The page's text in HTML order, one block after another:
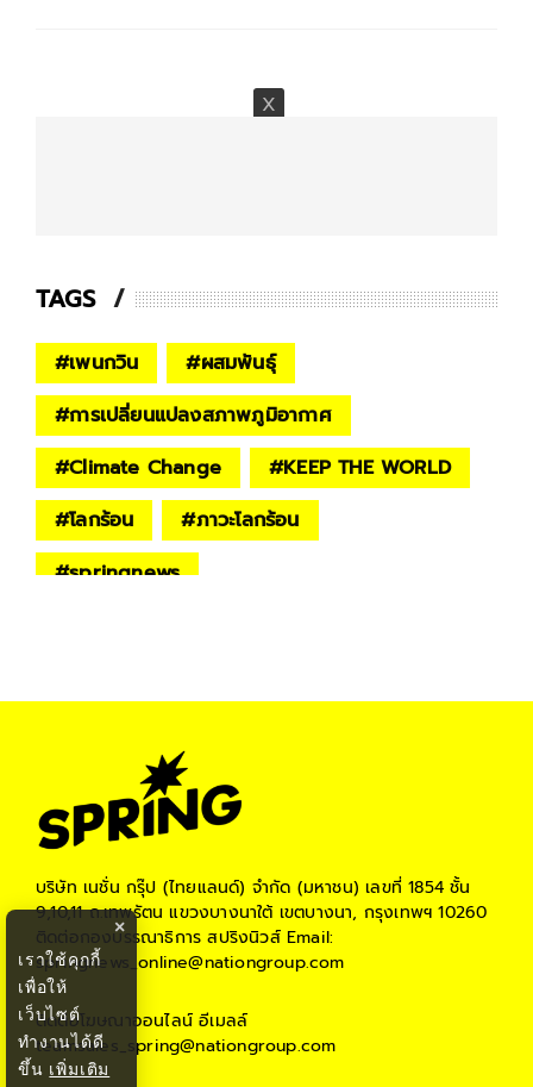
TAGS
#เพนกวิน #ผสมพันธุ์
#การเปลี่ยนแปลงสภาพภูมิอากาศ
#Climate Change #KEEP THE WORLD
#โลกร้อน #ภาวะโลกร้อน
#springnews
บริษัท เนชั่น กรุ๊ป (ไทยแลนด์) จำกัด (มหาชน) เลขที่ 1854 ชั้น
9,10,11 ถ.เทพรัตน แขวงบางนาใต้ เขตบางนา, กรุงเทพฯ 10260
ติดต่อกองบรรณาธิการ สปริงนิวส์Email:
springnews_online@nationgroup.com
ติดต่อโฆษณาออนไลน์ อีเมลล์
teamsales_spring@nationgroup.com
×
เราใช้คุกกี้
เพื่อให้
เว็บไซต์
ทำงานได้ดี
ขึ้น เพิ่มเติม